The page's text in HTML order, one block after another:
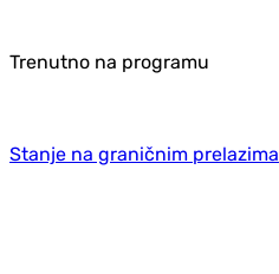
Trenutno na programu
Stanje na graničnim prelazima